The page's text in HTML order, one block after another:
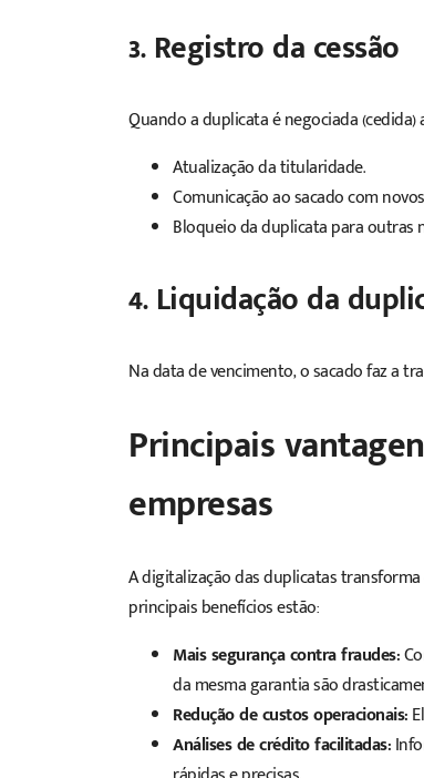
3. Registro da cessão
Quando a duplicata é negociada
Atualização da titularidade.
Comunicação ao sacado com
Bloqueio da duplicata para outras
4. Liquidação da
Na data de vencimento, o sacado faz a
Principais
empresas
A digitalização das duplicatas
principais benefícios estão:
Mais segurança contra fraudes:
da mesma garantia são
Redução de custos operacionais:
Análises de crédito facilitadas: